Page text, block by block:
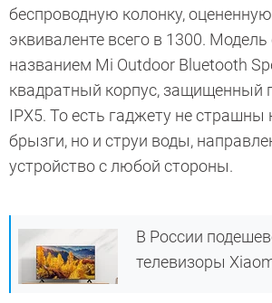
беспроводную колонку,
эквиваленте всего в 1300.
названием Mi Outdoor Bluetooth
квадратный корпус, защищенный
IPX5. То есть гаджету не страшны
брызги, но и струи воды,
устройство с любой стороны.
В России
телевизоры